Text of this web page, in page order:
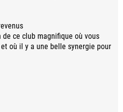
ce club magnifique où vous
où il y a une belle synergie pour